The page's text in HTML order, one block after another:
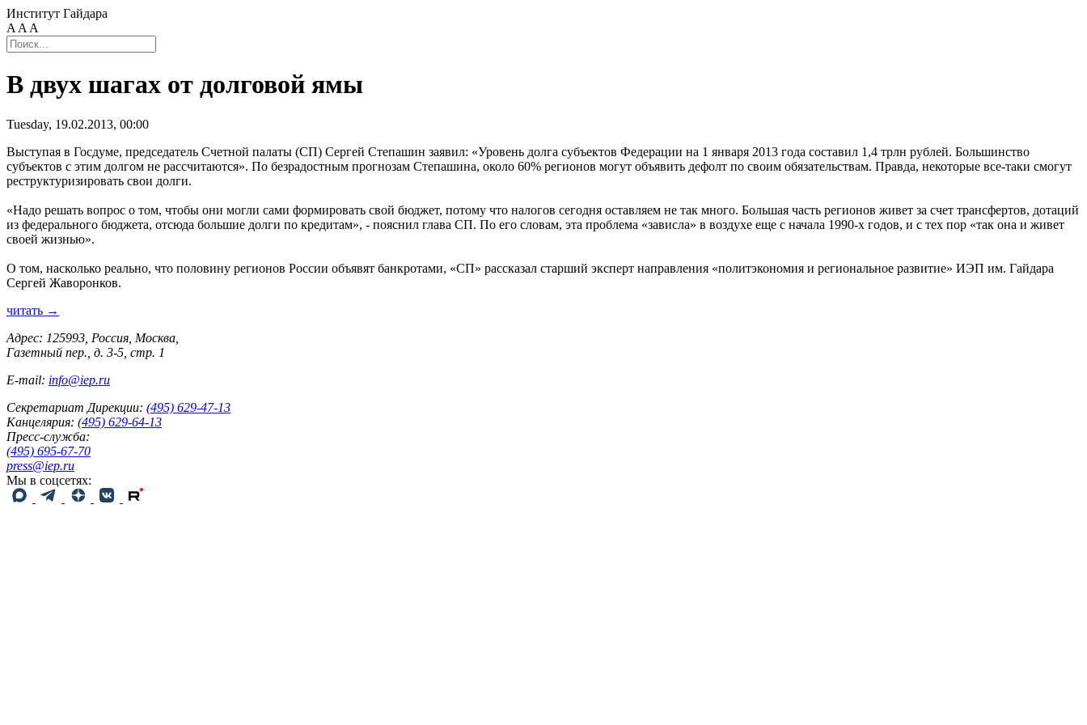
Институт Гайдара
A A A
В двух шагах от долговой ямы
Tuesday, 19.02.2013, 00:00
Выступая в Госдуме, председатель Счетной палаты (СП) Сергей Степашин заявил: «Уровень долга субъектов Федерации на 1 января 2013 года составил 1,4 трлн рублей. Большинство
субъектов с этим долгом не рассчитаются». По безрадостным прогнозам Степашина, около 60% регионов могут объявить дефолт по своим обязательствам. Правда, некоторые все-таки смогут
реструктуризировать свои долги.
«Надо решать вопрос о том, чтобы они могли сами формировать свой бюджет, потому что налогов сегодня оставляем не так много. Большая часть регионов живет за счет трансфертов, дотаций
из федерального бюджета, отсюда большие долги по кредитам», - пояснил глава СП. По его словам, эта проблема «зависла» в воздухе еще с начала 1990-х годов, и с тех пор «так она и живет
своей жизнью».
О том, насколько реально, что половину регионов России объявят банкротами, «СП» рассказал старший эксперт направления «политэкономия и региональное развитие» ИЭП им. Гайдара
Сергей Жаворонков.
читать →
Адрес: 125993, Россия, Москва,
Газетный пер., д. 3-5, стр. 1
E-mail: info@iep.ru
Секретариат Дирекции: (495) 629-47-13
Канцелярия: (495) 629-64-13
Пресс-служба:
(495) 695-67-70
press@iep.ru
Мы в соцсетях: